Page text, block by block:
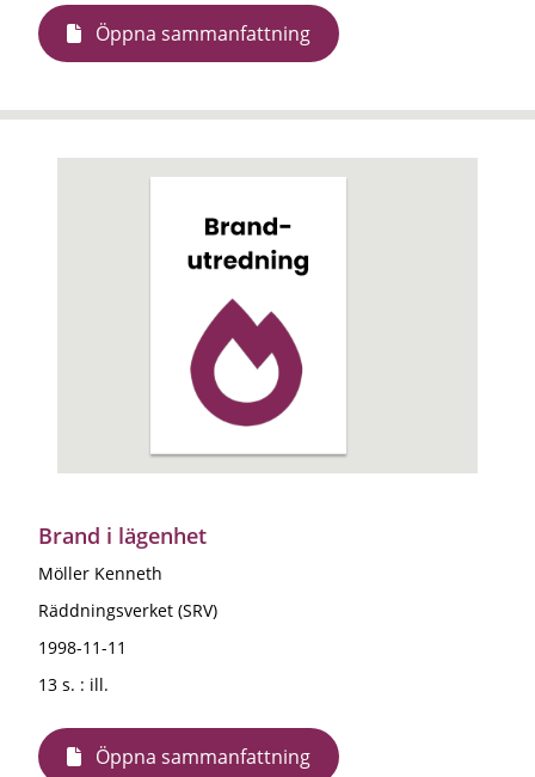
Öppna sammanfattning
Brand i lägenhet
Möller Kenneth
Räddningsverket (SRV)
1998-11-11
13 s. : ill.
Öppna sammanfattning